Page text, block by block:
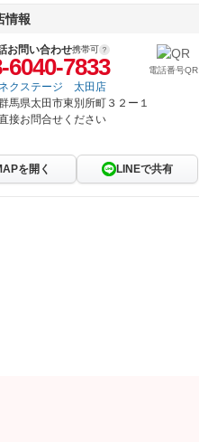
情報
お問い合わせ携帯可
6040-7833 電話番号QR
ネクステージ 太田店
馬県太田市東別所町３２ー１
接お問合せください
を開く LINEで共有